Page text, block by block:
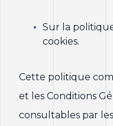
Sur la
cookies.
Cette politique
et les Conditions
consultables par